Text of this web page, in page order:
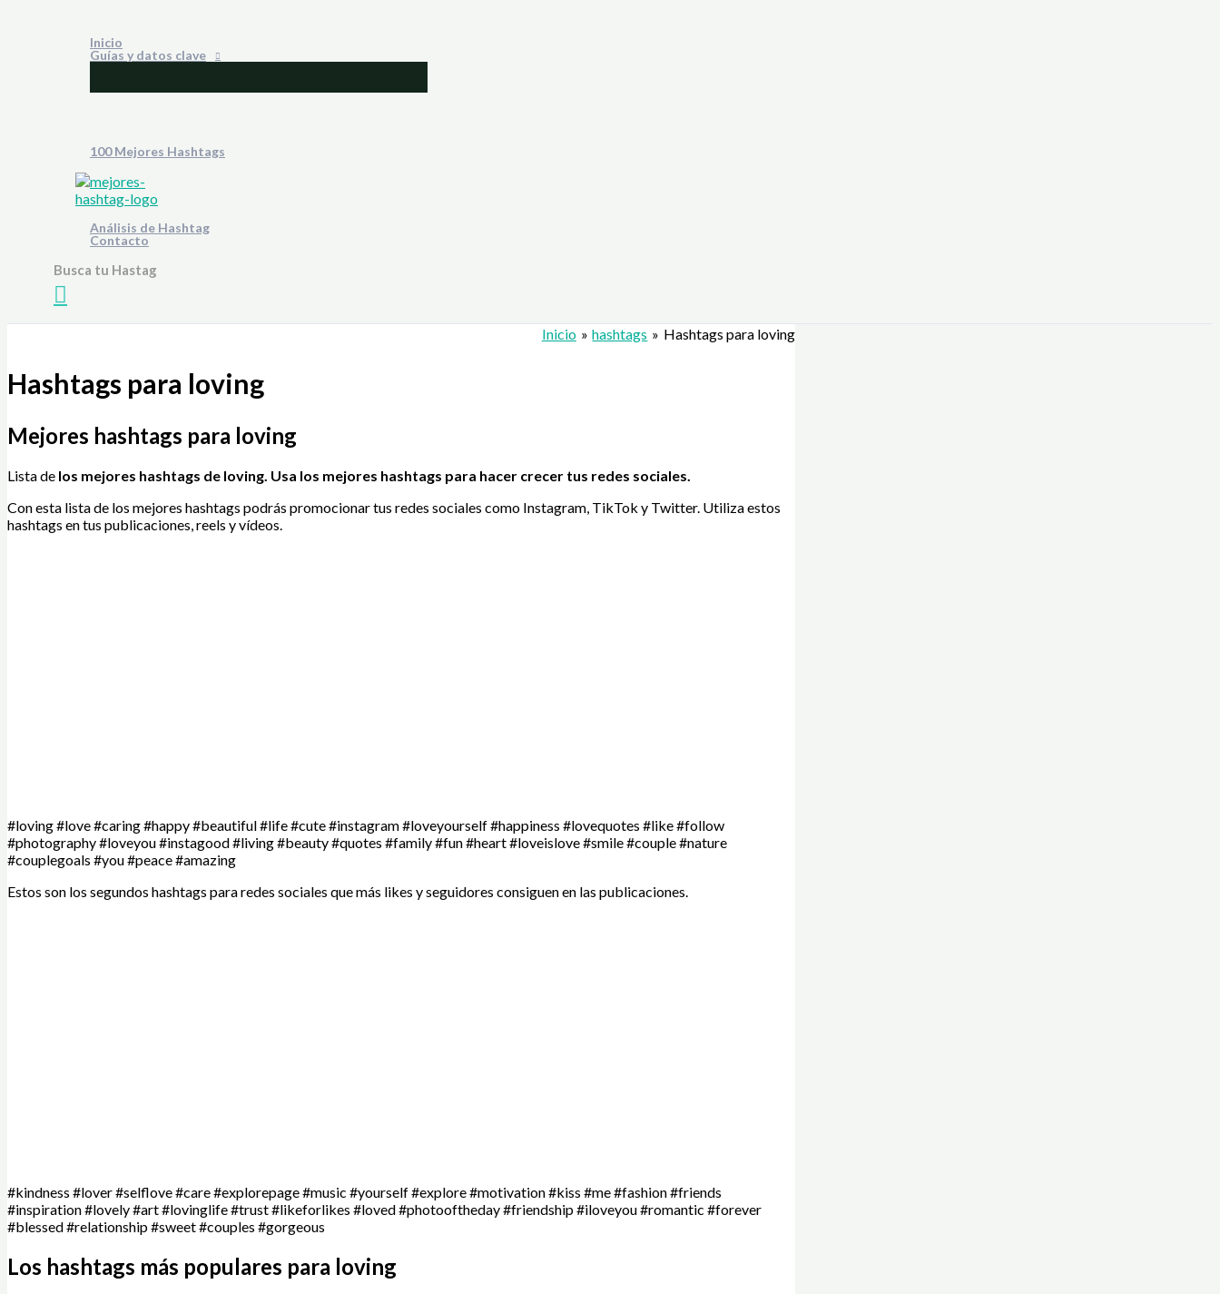
Inicio
Guías y datos clave
100 Mejores Hashtags
Análisis de Hashtag
Contacto
Busca tu Hastag
Buscar
Inicio hashtags Hashtags para loving
Hashtags para loving
Mejores hashtags para loving
Lista de los mejores hashtags de loving . Usa los mejores hashtags para hacer crecer tus redes sociales.
Con esta lista de los mejores hashtags podrás promocionar tus redes sociales como Instagram, TikTok y Twitter. Utiliza estos
hashtags en tus publicaciones, reels y vídeos.
#loving #love #caring #happy #beautiful #life #cute #instagram #loveyourself #happiness #lovequotes #like #follow
#photography #loveyou #instagood #living #beauty #quotes #family #fun #heart #loveislove #smile #couple #nature
#couplegoals #you #peace #amazing
Estos son los segundos hashtags para redes sociales que más likes y seguidores consiguen en las publicaciones.
#kindness #lover #selflove #care #explorepage #music #yourself #explore #motivation #kiss #me #fashion #friends
#inspiration #lovely #art #lovinglife #trust #likeforlikes #loved #photooftheday #friendship #iloveyou #romantic #forever
#blessed #relationship #sweet #couples #gorgeous
Los hashtags más populares para loving